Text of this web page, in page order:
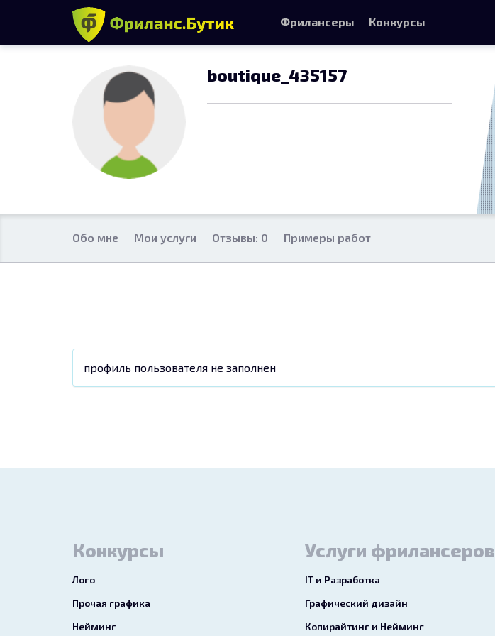
boutique_435157
Обо мне Мои услуги Отзывы: 0 Примеры работ
профиль пользователя не заполнен
Фрилансеры Конкурсы
Конкурсы
Лого
Прочая графика
Нейминг
Услуги фрилансеров
IT и Разработка
Графический дизайн
Копирайтинг и Нейминг